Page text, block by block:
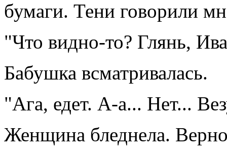
бумаги. Тени говорили
"Что видно-то? Глянь,
Бабушка всматривалась.
"Ага, едет. А-а... Нет...
Женщина бледнела.